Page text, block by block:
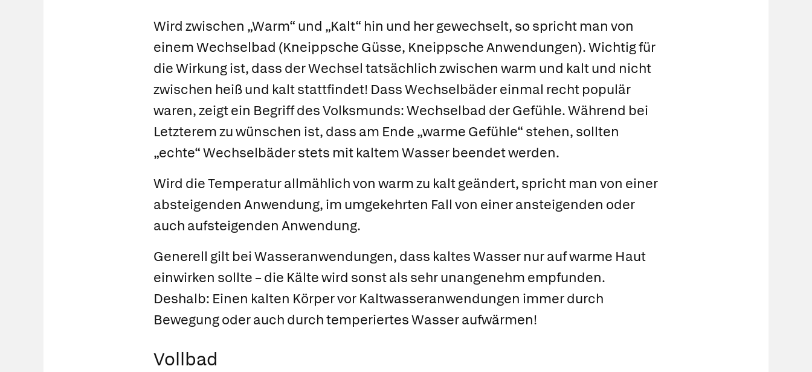
Wird zwischen „Warm“ und „Kalt“ hin und her gewechselt, so spricht man von
einemWechselbad (Kneippsche Güsse, Kneippsche Anwendungen). Wichtig für
die Wirkung ist, dass der Wechsel tatsächlich zwischen warm und kalt und nicht
zwischen heiß und kalt stattfindet! Dass Wechselbäder einmal recht populär
waren, zeigt ein Begriff des Volksmunds: Wechselbad der Gefühle. Während bei
Letzterem zu wünschen ist, dass am Ende „warme Gefühle“ stehen, sollten
„echte“ Wechselbäder stets mit kaltem Wasser beendet werden.
Wird die Temperatur allmählich von warm zu kalt geändert, spricht man von einer
absteigenden Anwendung, im umgekehrten Fall von einer ansteigenden oder
auch aufsteigenden Anwendung.
Generell gilt bei Wasseranwendungen, dass kaltes Wasser nur auf warme Haut
einwirken sollte – die Kälte wird sonst als sehr unangenehm empfunden.
Deshalb: Einen kalten Körper vor Kaltwasseranwendungen immer durch
Bewegung oder auch durch temperiertes Wasser aufwärmen!
Vollbad